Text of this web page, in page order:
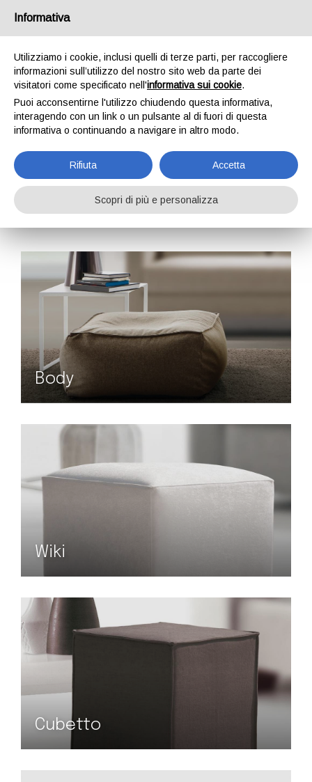
Complementi
Home Complementi
Filtra per collezione
Tutti (13) Object (11) Smart (2)
Body
Wiki
Cubetto
Informativa
Utilizziamo i cookie, inclusi quelli di terze parti, per raccogliere
informazioni sull’utilizzo del nostro sito web da parte dei
visitatori come specificato nell'informativa sui cookie.
Puoi acconsentirne l'utilizzo chiudendo questa informativa,
interagendo con un link o un pulsante al di fuori di questa
informativa o continuando a navigare in altro modo.
Rifiuta Accetta
Scopri di più e personalizza